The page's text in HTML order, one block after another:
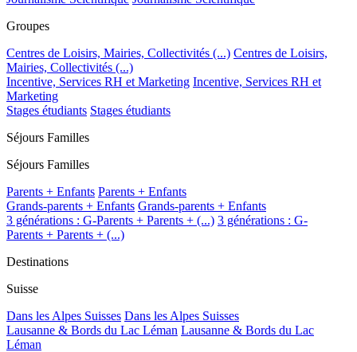
Groupes
Centres de Loisirs, Mairies, Collectivités (...) Centres de Loisirs,
Mairies, Collectivités (...)
Incentive, Services RH et Marketing Incentive, Services RH et
Marketing
Stages étudiants Stages étudiants
Séjours Familles
Séjours Familles
Parents + Enfants Parents + Enfants
Grands-parents + Enfants Grands-parents + Enfants
3 générations : G-Parents + Parents + (...) 3 générations : G-
Parents + Parents + (...)
Destinations
Suisse
Dans les Alpes Suisses Dans les Alpes Suisses
Lausanne & Bords du Lac Léman Lausanne & Bords du Lac
Léman